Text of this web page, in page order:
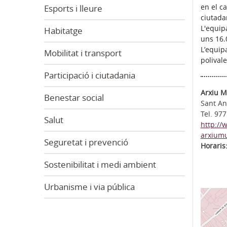
Esports i lleure
Habitatge
Mobilitat i transport
Participació i ciutadania
Benestar social
Salut
Seguretat i prevenció
Sostenibilitat i medi ambient
Urbanisme i via pública
en el
uns
Arxiu
Sant
Tel.
http://
Horaris: